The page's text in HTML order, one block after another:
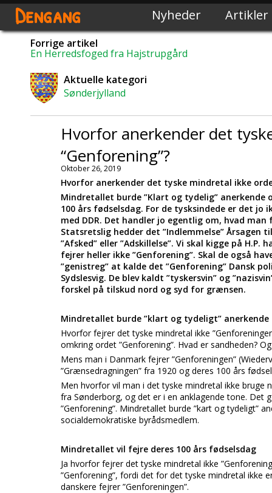
Dengang Nyheder Artikler
Forrige artikel
En Herredsfoged fra Hajstrupgård
Aktuelle kategori
Sønderjylland
Hvorfor anerkender det
“Genforening”?
Oktober 26, 2019
Hvorfor anerkender det tyske mindretal ikke
Mindretallet burde ”Klart og tydelig” anerkende
100 års fødselsdag. For de tysksindede er det jo
med DDR. Det handler jo egentlig om, hvad
Statsretslig hedder det ”Indlemmelse” Årsagen
”Afsked” eller ”Adskillelse”. Vi skal kigge på
fejrer heller ikke ”Genforening”. Skal de også
”genistreg” at kalde det ”Genforening” Dansk
Sydslesvig. De blev kaldt ”tyskersvin” og
forskel på tilskud nord og syd for grænsen.
Mindretallet burde ”klart og tydeligt” anerkende
Hvorfor fejrer det tyske mindretal ikke
omkring ordet ”Genforening”. Hvad er sandheden?
Mens man i Danmark fejrer ”Genforeningen”
”Grænsedragningen” fra 1920 og deres 100 års
Men hvorfor vil man i det tyske mindretal ikke bruge
fra Sønderborg, og det er i en anklagende tone.
”Genforening”. Mindretallet burde ”kart og tydeligt”
socialdemokratiske byrådsmedlem.
Mindretallet vil fejre deres 100 års fødselsdag
Ja hvorfor fejrer det tyske mindretal ikke
”Genforening”, fordi det for det tyske mindretal ikke
danskere fejrer ”Genforeningen”.